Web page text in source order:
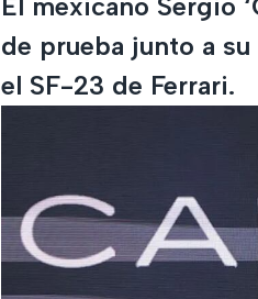
de prueba junto a
el SF-23 de Ferrari.